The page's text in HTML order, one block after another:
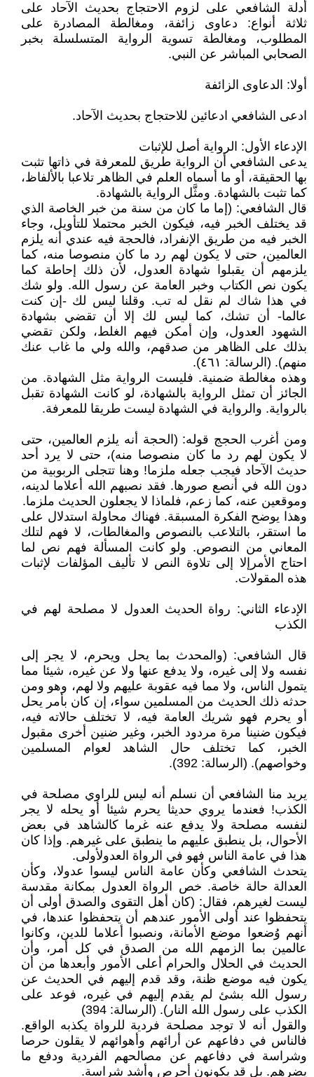
أدلة الشافعي على لزوم الاحتجاج بحديث الآحاد على
ثلاثة أنواع: دعاوى زائفة، ومغالطة المصادرة على
المطلوب، ومغالطة تسوية الرواية المتسلسلة بخبر
الصحابي المباشر عن النبي.
أولا: الدعاوى الزائفة
ادعى الشافعي ادعائين للاحتجاج بحديث الآحاد.
الإدعاء الأول: الرواية أصل للإثبات
يدعى الشافعي أن الرواية طريق للمعرفة في ذاتها تثبت
بها الحقيقة، أو ما أسماه العلم في الظاهر تلاعبا بالألفاظ،
كما تثبت بالشهادة. ومثَّل الرواية بالشهادة.
قال الشافعي: (إما ما كان من سنة من خبر الخاصة الذي
قد يختلف الخبر فيه، فيكون الخبر محتملا للتأويل، وجاء
الخبر فيه من طريق الإنفراد، فالحجة فيه عندي أنه يلزم
العالمين، حتى لا يكون لهم رد ما كان منصوصا منه، كما
يلزمهم أن يقبلوا شهادة العدول، لأن ذلك إحاطة كما
يكون نص الكتاب وخبر العامة عن رسول الله. ولو شك
في هذا شاك لم نقل له تب. وقلنا ليس لك -إن كنت
عالما- أن تشك، كما ليس لك إلا أن تقضي بشهادة
الشهود العدول، وإن أمكن فيهم الغلط، ولكن تقضي
بذلك على الظاهر من صدقهم، والله ولي ما غاب عنك
منهم). (الرسالة: ٤٦١).
وهذه مغالطة ضمنية. فليست الرواية مثل الشهادة. من
الجائز أن تمثل الرواية بالشهادة، لو كانت الشهادة تقبل
بالرواية. والرواية في الشهادة ليست طريقا للمعرفة.
ومن أغرب الحجج قوله: (الحجة أنه يلزم العالمين، حتى
لا يكون لهم رد ما كان منصوصا منه)، حتى لا يرد أحد
حديث الآحاد فيجب جعله ملزما! وهنا تتجلى الربوبية من
دون الله في أنصع صورها. فقد نصبهم الله أعلاما لدينه،
وموقعين عنه، كما زعم، فلماذا لا يجعلون الحديث ملزما.
وهذا يوضح الفكرة المسبقة. فهناك محاولة استدلال على
ما استقر، بالتلاعب بالنصوص والمغالطات، لا فهم لتلك
المعاني من النصوص. ولو كانت المسألة فهم نص لما
احتاج الأمرإلا إلى تلاوة النص لا تأليف المؤلفات لإثبات
هذه المقولات.
الإدعاء الثاني: رواة الحديث العدول لا مصلحة لهم في
الكذب
قال الشافعي: (والمحدث بما يحل ويحرم، لا يجر إلى
نفسه ولا إلى غيره، ولا يدفع عنها ولا عن غيره، شيئا مما
يتمول الناس، ولا مما فيه عقوبة عليهم ولا لهم، وهو ومن
حدثه ذلك الحديث من المسلمين سواء، إن كان بأمر يحل
أو يحرم فهو شريك العامة فيه، لا تختلف حالاته فيه،
فيكون ضنينا مرة مردود الخبر، وغير ضنين أخرى مقبول
الخبر، كما تختلف حال الشاهد لعوام المسلمين
وخواصهم). (الرسالة: 392).
يريد منا الشافعي أن نسلم أنه ليس للراوي مصلحة في
الكذب! فعندما يروي حديثا يحرم شيئا أو يحله لا يجر
لنفسه مصلحة ولا يدفع عنه غرما كالشاهد في بعض
الأحوال، بل ينطبق عليهم ما ينطبق على غيرهم. وإذا كان
هذا في عامة الناس فهو في الرواة العدولأولى.
يتحدث الشافعي وكأن عامة الناس ليسوا عدولا، وكأن
العدالة حالة خاصة. خص الرواة العدول بمكانة مقدسة
ليست لغيرهم، فقال: (كان أهل التقوى والصدق أولى أن
يتحفظوا عند أولى الأمور عندهم أن يتحفظوا عندها، في
أنهم وُضعوا موضع الأمانة، ونصبوا أعلاما للدين، وكانوا
عالمين بما الزمهم الله من الصدق في كل أمر، وأن
الحديث في الحلال والحرام أعلى الأمور وأبعدها من أن
يكون فيه موضع ظنة، وقد قدم إليهم في الحديث عن
رسول الله بشئ لم يقدم إليهم في غيره، فوعد على
الكذب على رسول الله النار). (الرسالة: 394)
والقول أنه لا توجد مصلحة فردية للرواة يكذبه الواقع.
فالناس في دفاعهم عن أرائهم وأهوائهم لا يقلون حرصا
وشراسة في دفاعهم عن مصالحهم الفردية ودفع ما
يضرهم. بل قد يكونون أحرص وأشد شراسة.